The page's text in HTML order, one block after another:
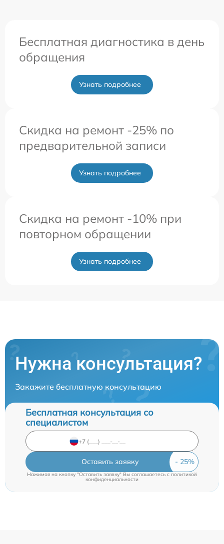
Бесплатная диагностика в день
обращения
Узнать подробнее
Скидка на ремонт -25% по
предварительной записи
Узнать подробнее
Скидка на ремонт -10% при
повторном обращении
Узнать подробнее
Нужна консультация?
Закажите бесплатную консультацию
Бесплатная консультация со
специалистом
Оставить заявку
Нажимая на кнопку "Оставить заявку" Вы соглашаетесь cполитикой
конфиденциальности